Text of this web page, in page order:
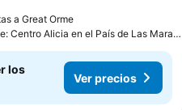
a Great Orme
a 0.6 km de: Centro Alicia en el País de Las Maravillas
los
Ver precios